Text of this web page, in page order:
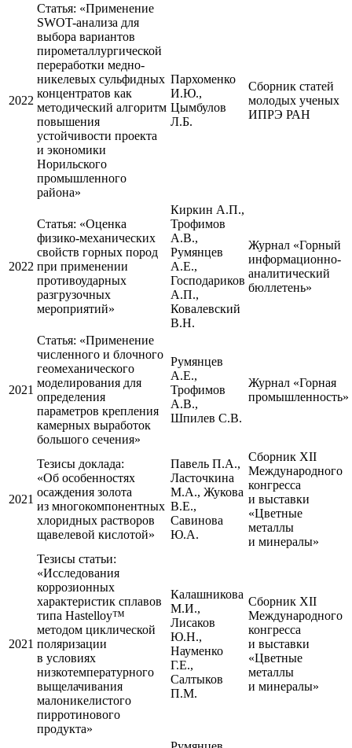
2022
Статья: «Применение
SWOT-анализа для
выбора вариантов
пирометаллургической
переработки медно-
никелевых сульфидных
концентратов как
методический алгоритм
повышения
устойчивости проекта
и экономики
Норильского
промышленного
района»
Пархоменко
И.Ю.,
Цымбулов
Л.Б.
Сборник статей
молодых ученых
ИПРЭ РАН
2022
Статья: «Оценка
физико-механических
свойств горных пород
при применении
противоударных
разгрузочных
мероприятий»
Киркин А.П.,
Трофимов
А.В.,
Румянцев
А.Е.,
Господариков
А.П.,
Ковалевский
В.Н.
Журнал «Горный
информационно-
аналитический
бюллетень»
2021
Статья: «Применение
численного и блочного
геомеханического
моделирования для
определения
параметров крепления
камерных выработок
большого сечения»
Румянцев
А.Е.,
Трофимов
А.В.,
Шпилев С.В.
Журнал «Горная
промышленность»
2021
Тезисы доклада:
«Об особенностях
осаждения золота
из многокомпонентных
хлоридных растворов
щавелевой кислотой»
Павель П.А.,
Ласточкина
М.А., Жукова
В.Е.,
Савинова
Ю.А.
Сборник XII
Международного
конгресса
и выставки
«Цветные
металлы
и минералы»
2021
Тезисы статьи:
«Исследования
коррозионных
характеристик сплавов
типа Hastelloy™
методом циклической
поляризации
в условиях
низкотемпературного
выщелачивания
малоникелистого
пирротинового
продукта»
Калашникова
М.И.,
Лисаков
Ю.Н.,
Науменко
Г.Е.,
Салтыков
П.М.
Сборник XII
Международного
конгресса
и выставки
«Цветные
металлы
и минералы»